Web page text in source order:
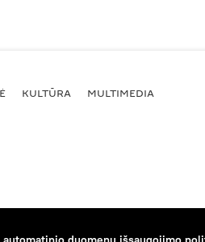
KULTŪRA MULTIMEDIA